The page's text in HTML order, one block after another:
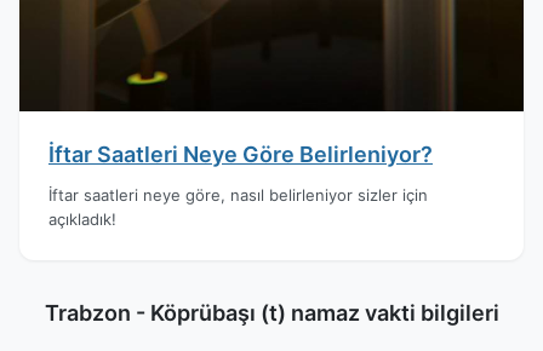
İftar Saatleri Neye Göre Belirleniyor?
İftar saatleri neye göre, nasıl belirleniyor sizler için
açıkladık!
Trabzon - Köprübaşı (t) namaz vakti bilgileri